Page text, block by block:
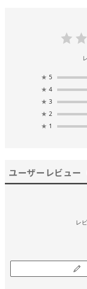
★ 5
★ 4
★ 3
★ 2
★ 1
ユーザーレビュー
レ